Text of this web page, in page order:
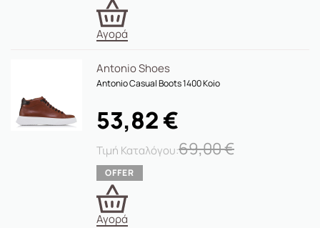
Αγορά
Antonio Shoes
Antonio Casual Boots 1400 Koio
69,00€
53,82€
Αγορά